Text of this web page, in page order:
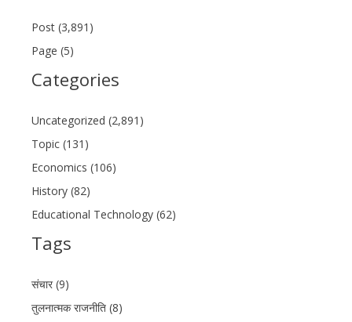
Post (3,891)
Page (5)
Categories
Uncategorized (2,891)
Topic (131)
Economics (106)
History (82)
Educational Technology (62)
Tags
संचार (9)
तुलनात्मक राजनीति (8)